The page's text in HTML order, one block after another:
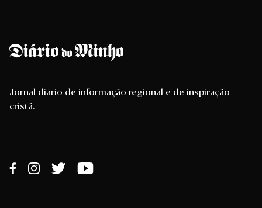
Jornal diário de informação regional e de inspiração
cristã.